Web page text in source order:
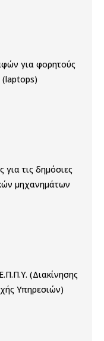
για φορητούς
(laptops)
τις δημόσιες
μηχανημάτων
(Διακίνησης
Υπηρεσιών)